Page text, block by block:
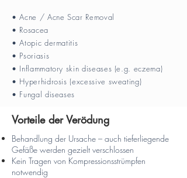
• Acne / Acne Scar Removal
• Rosacea
• Atopic dermatitis
• Psoriasis
• Inflammatory skin diseases (e.g. eczema)
• Hyperhidrosis (excessive sweating)
• Fungal diseases
Vorteile der Verödung
Behandlung der Ursache – auch tieferliegende
Gefäße werden gezielt verschlossen
Kein Tragen von Kompressionsstrümpfen
notwendig